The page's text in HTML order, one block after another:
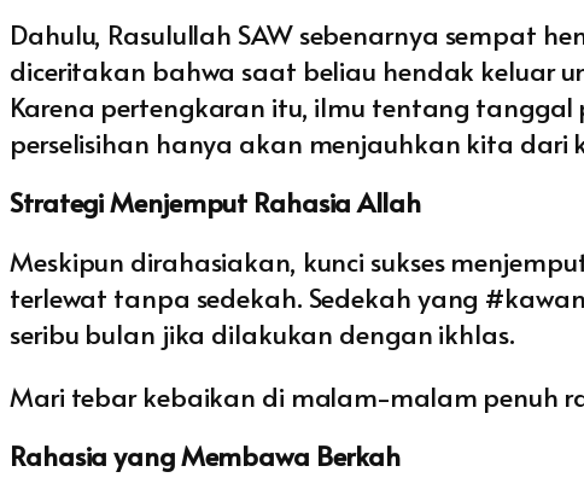
Dahulu, Rasulullah SAW sebenarnya sempat
diceritakan bahwa saat beliau hendak keluar
Karena pertengkaran itu, ilmu tentang
perselisihan hanya akan menjauhkan kita dari
Strategi Menjemput Rahasia Allah
Meskipun dirahasiakan, kunci sukses
terlewat tanpa sedekah. Sedekah yang
seribu bulan jika dilakukan dengan ikhlas.
Mari tebar kebaikan di malam-malam penuh
Rahasia yang Membawa Berkah